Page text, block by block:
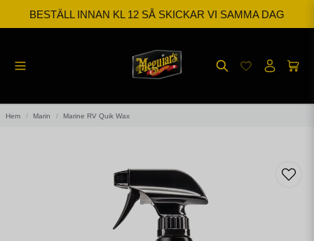
BESTÄLL INNAN KL 12 SÅ SKICKAR VI SAMMA DAG
Hem Marin Marine RV Quik Wax